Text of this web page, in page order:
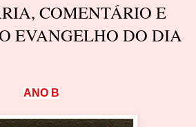
COMENTÁRIO E
EVANGELHO DO DIA
A NO B